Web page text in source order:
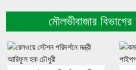
মৌলভীবাজার